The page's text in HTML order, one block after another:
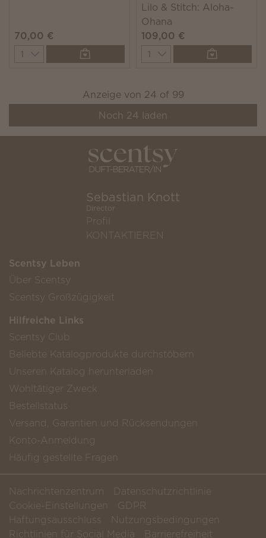
70,00 €
Quantity
Lilo & Stitch: Aloha-
Ohana
109,00 €
Quantity
Anzeige von 24 of 99
Noch 24 laden
Sebastian Knott
Director
Profil
KONTAKTIEREN
Scentsy Leben
Über Scentsy
Scentsy Großzügigkeit
Hilfreiche Links
Scentsy Club
Beliebte Katalogprodukte durchstöbern
Unseren Katalog herunterladen
Wohltätiger Zweck
Bestellstatus
Versand, Garantien und Rücksendungen
Konto-Anmeldung
Häufig gestellte Fragen
Nachrichtenzentrum
Datenschutzrichtlinie
Cookie-Einstellungen
GDPR
Haftungsausschluss
Nutzungsbedingungen
Richtlinien für Social Media
Barrierefreiheit